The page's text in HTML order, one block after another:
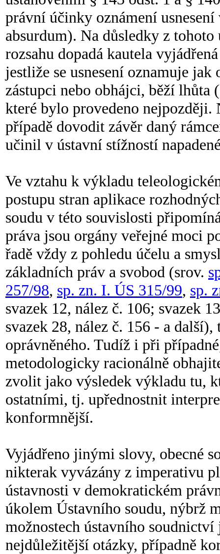
právní účinky oznámení
absurdum). Na důsledky z
rozsahu dopadá kautela
jestliže se usnesení oznamuje
zástupci nebo obhájci, běží lhůta
které bylo provedeno
případě dovodit závěr daný
učinil v ústavní stížností
Ve vztahu k výkladu
postupu stran aplikace
soudu v této souvislosti
práva jsou orgány veřejné moci
řadě vždy z pohledu účelu a
základních práv a svobod (srov.
257/98, sp. zn. I. ÚS 315/99, sp.
svazek 12, nález č. 106; svazek
svazek 28, nález č. 156 - a
oprávněného. Tudíž i při
metodologicky racionálně
zvolit jako výsledek výkladu tu,
ostatními, tj. upřednostnit
konformnější.
Vyjádřeno jinými slovy, obecné
nikterak vyvázány z imperativu
ústavnosti v demokratickém
úkolem Ústavního soudu, nýbrž
možnostech ústavního
nejdůležitější otázky, případně